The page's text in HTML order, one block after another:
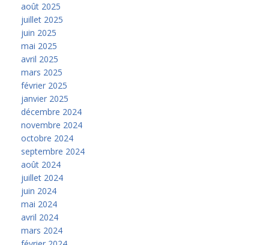
août 2025
juillet 2025
juin 2025
mai 2025
avril 2025
mars 2025
février 2025
janvier 2025
décembre 2024
novembre 2024
octobre 2024
septembre 2024
août 2024
juillet 2024
juin 2024
mai 2024
avril 2024
mars 2024